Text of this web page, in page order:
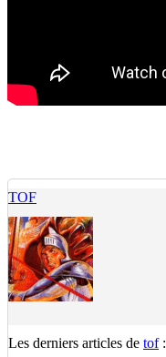
TOF
Les derniers articles de tof: